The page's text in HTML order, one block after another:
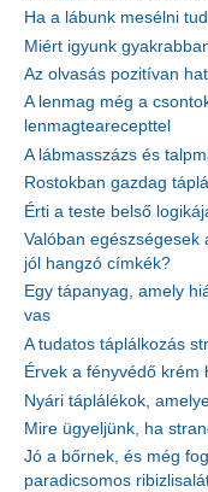
Ha a lábunk mesélni
Miért igyunk
Az olvasás pozitívan
A lenmag még a
lenmagtearecepttel
A lábmasszázs és
Rostokban gazdag
Érti a teste belső
Valóban egészségesek
jól hangzó címkék?
Egy tápanyag, amely
vas
A tudatos táplálkozás
Érvek a fényvédő krém
Nyári táplálékok,
Mire ügyeljünk, ha
Jó a bőrnek, és még
paradicsomos